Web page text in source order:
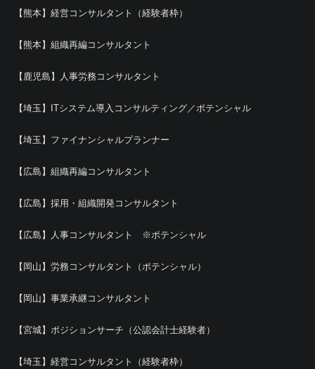
【熊本】経営コンサルタント（経験者枠）
【熊本】組織再編コンサルタント
【鹿児島】人事労務コンサルタント
【埼玉】ITシステム導入コンサルティング／ポテンシャル
【埼玉】ファイナンシャルプランナー
【広島】組織再編コンサルタント
【広島】採用・組織開発コンサルタント
【広島】人事コンサルタント ※ポテンシャル
【岡山】労務コンサルタント（ポテンシャル）
【岡山】事業承継コンサルタント
【宮城】ポジションサーチ（公認会計士経験者）
【埼玉】経営コンサルタント（経験者枠）